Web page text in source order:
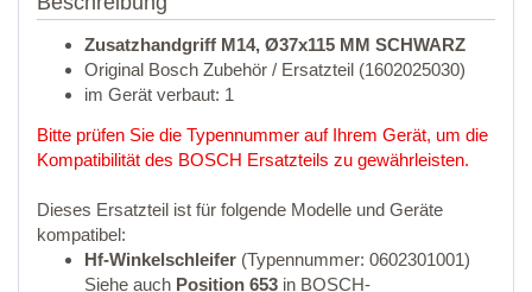
Zusatzhandgriff M14, Ø37x115 MM SCHWARZ
Original Bosch Zubehör / Ersatzteil (1602025030)
im Gerät verbaut: 1
Bitte prüfen Sie die Typennummer auf Ihrem Gerät, um die
Kompatibilität des BOSCH Ersatzteils zu gewährleisten.
Dieses Ersatzteil ist für folgende Modelle und Geräte
kompatibel:
Hf-Winkelschleifer (Typennummer: 0602301001)
Siehe auch Position 653 in BOSCH-